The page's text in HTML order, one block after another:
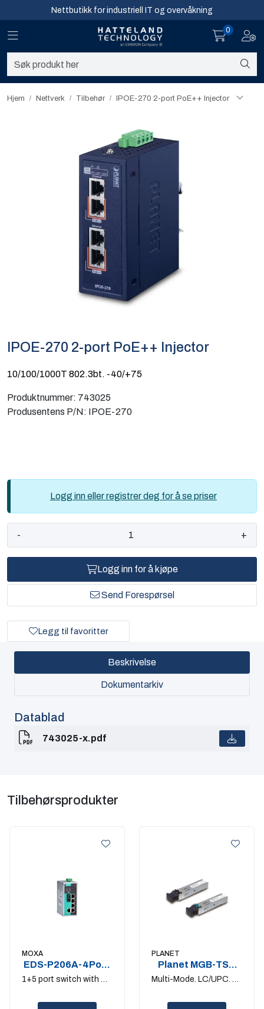
Skip to main contentNettbutikk for industriell IT og overvåkning
Toggle navigation
0
Hjem Nettverk Tilbehør IPOE-270 2-port PoE++ Injector
IPOE-270 2-port PoE++ Injector
10/100/1000T 802.3bt. -40/+75
Produktnummer: 743025
Produsentens P/N: IPOE-270
Logg inn eller registrer deg for å se priser
- +
Logg inn for å kjøpe
Send Forespørsel
Legg til favoritter
Beskrivelse
Dokumentarkiv
Datablad
743025-x.pdf
Tilbehørsprodukter
MOXA
EDS-P206A-4PoE-
S-SC
1+5 port switch with 4-
PLANET
Planet MGB-TSX
1Gigabit SFP
Multi-Mode. LC/UPC. up
Nettverk
Sikkerhet og overvåkning
Kurs og eventer
Infosenter